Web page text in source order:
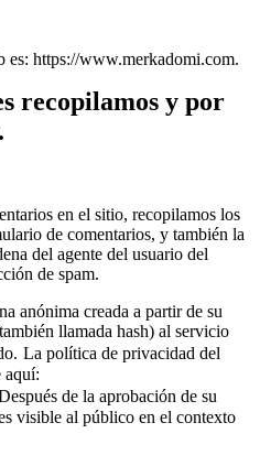
es: https://www.merkadomi.com.
recopilamos y por
en el sitio, recopilamos los
de comentarios, y también la
del agente del usuario del
de spam.
anónima creada a partir de su
llamada hash) al servicio
La política de privacidad del
aquí:
de la aprobación de su
visible al público en el contexto